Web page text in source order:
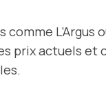
L’Argus
prix actuels et